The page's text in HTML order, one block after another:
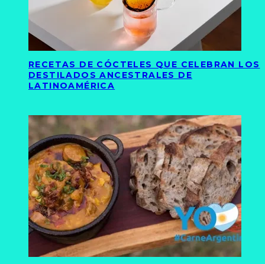
RECETAS DE CÓCTELES QUE CELEBRAN LOS
DESTILADOS ANCESTRALES DE
LATINOAMÉRICA